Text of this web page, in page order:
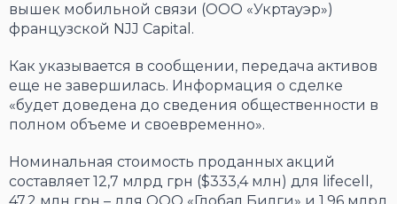
вышек мобильной связи (ООО «Укртауэр»)
французской NJJ Capital.
Как указывается в сообщении, передача активов
еще не завершилась. Информация о сделке
«будет доведена до сведения общественности в
полном объеме и своевременно».
Номинальная стоимость проданных акций
составляет 12,7 млрд грн ($333,4 млн) для lifecell,